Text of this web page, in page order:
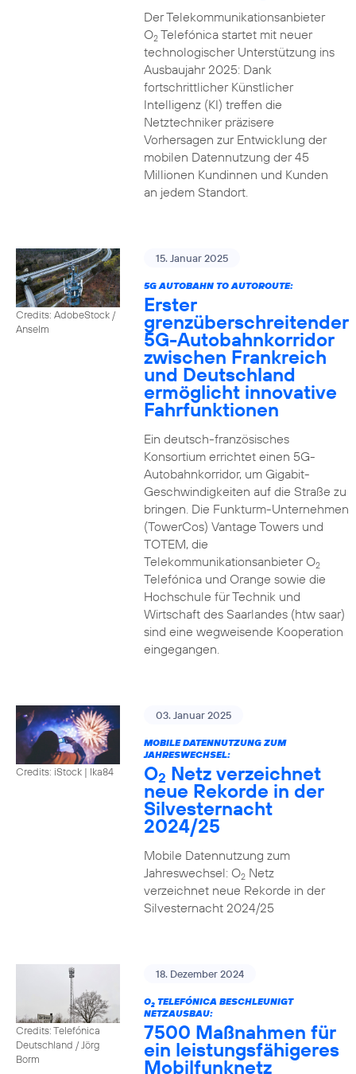
Der Telekommunikationsanbieter
O2Telefónica startet mit neuer
technologischer Unterstützung ins
Ausbaujahr 2025: Dank
fortschrittlicher Künstlicher
Intelligenz (KI) treffen die
Netztechniker präzisere
Vorhersagen zur Entwicklung der
mobilen Datennutzung der 45
Millionen Kundinnen und Kunden
an jedem Standort.
Credits: AdobeStock /
Anselm
15. Januar 2025
5G AUTOBAHN TO AUTOROUTE:
Erster
grenzüberschreitender
5G-Autobahnkorridor
zwischen Frankreich
und Deutschland
ermöglicht innovative
Fahrfunktionen
Ein deutsch-französisches
Konsortium errichtet einen 5G-
Autobahnkorridor, um Gigabit-
Geschwindigkeiten auf die Straße zu
bringen. Die Funkturm-Unternehmen
(TowerCos) Vantage Towers und
TOTEM, die
Telekommunikationsanbieter O2
Telefónica und Orange sowie die
Hochschule für Technik und
Wirtschaft des Saarlandes (htw saar)
sind eine wegweisende Kooperation
eingegangen.
Credits: iStock | Ika84
03. Januar 2025
MOBILE DATENNUTZUNG ZUM
JAHRESWECHSEL:
O2 Netz verzeichnet
neue Rekorde in der
Silvesternacht
2024/25
Mobile Datennutzung zum
Jahreswechsel: O2Netz
verzeichnet neue Rekorde in der
Silvesternacht 2024/25
Credits: Telefónica
Deutschland / Jörg
Borm
18. Dezember 2024
O2TELEFÓNICA BESCHLEUNIGT
NETZAUSBAU:
7500 Maßnahmen für
ein leistungsfähigeres
Mobilfunknetz